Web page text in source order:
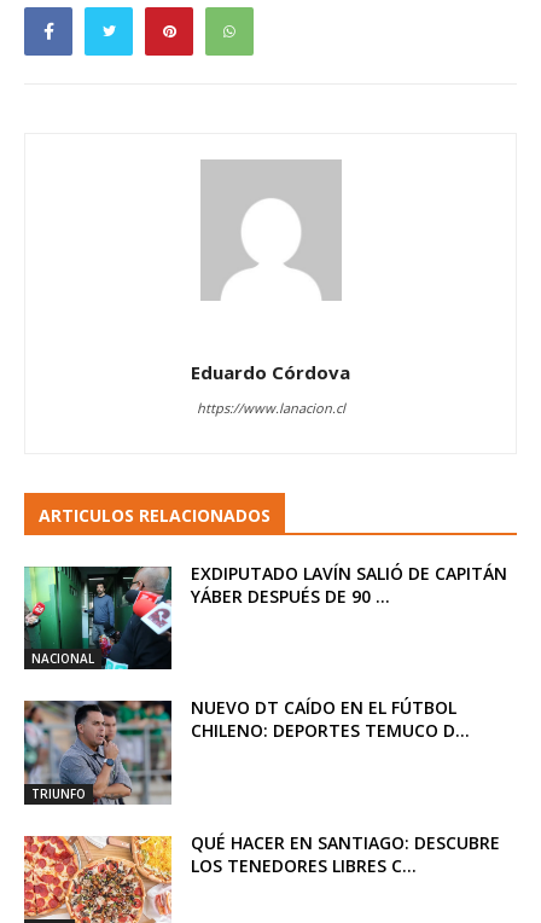
Eduardo Córdova
https://www.lanacion.cl
ARTICULOS RELACIONADOS
NACIONAL
EXDIPUTADO LAVÍN SALIÓ DE CAPITÁN
YÁBER DESPUÉS DE 90 ...
TRIUNFO
NUEVO DT CAÍDO EN EL FÚTBOL
CHILENO: DEPORTES TEMUCO D...
QUÉ HACER EN SANTIAGO: DESCUBRE
LOS TENEDORES LIBRES C...